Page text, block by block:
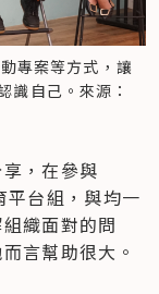
專案等方式，讓
識自己。來源：
，在參與
台組，與均一
織面對的問
言幫助很大。